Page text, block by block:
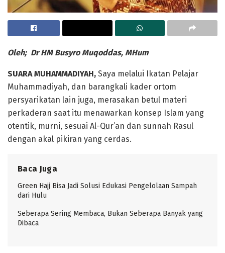
Oleh; Dr HM Busyro Muqoddas, MHum
SUARA MUHAMMADIYAH, Saya melalui Ikatan Pelajar
Muhammadiyah, dan barangkali kader ortom
persyarikatan lain juga, merasakan betul materi
perkaderan saat itu menawarkan konsep Islam yang
otentik, murni, sesuai Al-Qur’an dan sunnah Rasul
dengan akal pikiran yang cerdas.
Baca Juga
Green Hajj Bisa Jadi Solusi Edukasi Pengelolaan Sampah
dari Hulu
Seberapa Sering Membaca, Bukan Seberapa Banyak yang
Dibaca